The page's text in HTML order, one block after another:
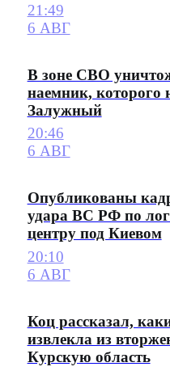
21:49
6 АВГ
В зоне СВО
наемник, которого
Залужный
20:46
6 АВГ
Опубликованы
удара ВС РФ по
центру под Киевом
20:10
6 АВГ
Коц рассказал,
извлекла из
Курскую область